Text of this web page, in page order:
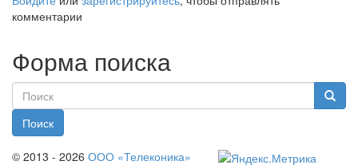
комментарии
Форма поиска
Поиск
© 2013 - 2026 ООО «Телеконика»